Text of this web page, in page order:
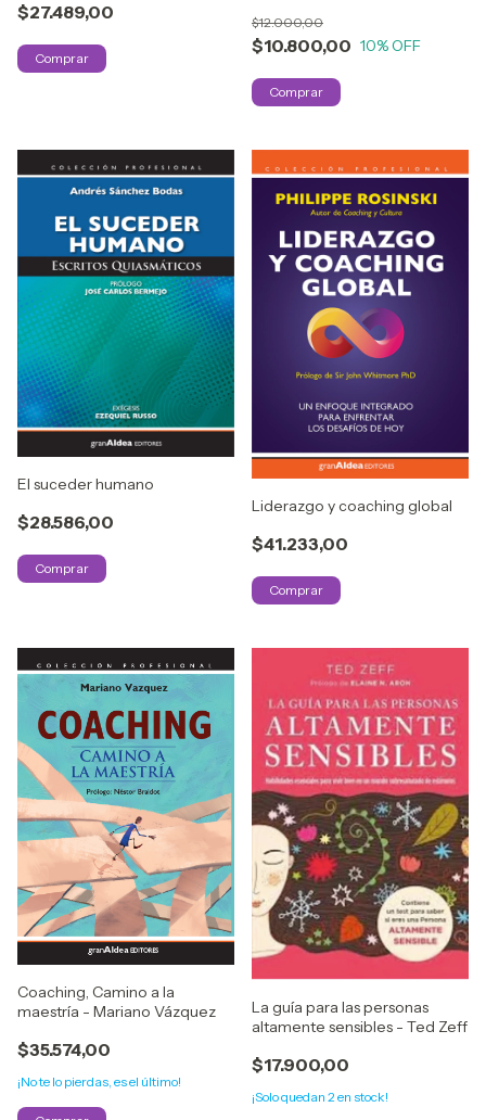
$27.489,00
$10.800,00
$12.000,00
10% OFF
El suceder humano
$28.586,00
Liderazgo y coaching global
$41.233,00
Coaching, Camino a la
maestría - Mariano Vázquez
$35.574,00
¡No te lo pierdas, es el último!
La guía para las personas
altamente sensibles - Ted Zeff
$17.900,00
¡Solo quedan 2 en stock!